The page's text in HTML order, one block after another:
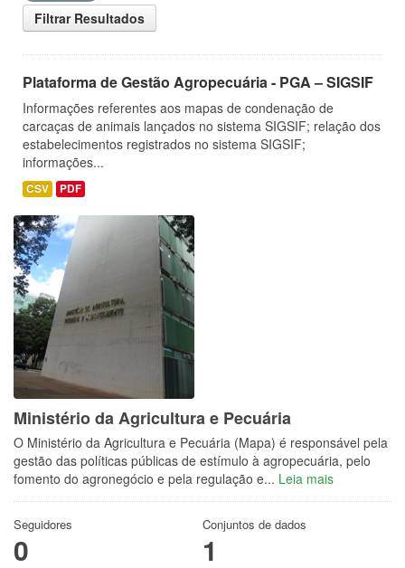
Filtrar Resultados
Plataforma de Gestão Agropecuária - PGA – SIGSIF
Informações referentes aos mapas de condenação de
carcaças de animais lançados no sistema SIGSIF; relação dos
estabelecimentos registrados no sistema SIGSIF;
informações...
CSV PDF
Ministério da Agricultura e Pecuária
O Ministério da Agricultura e Pecuária (Mapa) é responsável pela
gestão das políticas públicas de estímulo à agropecuária, pelo
fomento do agronegócio e pela regulação e... Leia mais
Seguidores
0
Conjuntos de dados
1